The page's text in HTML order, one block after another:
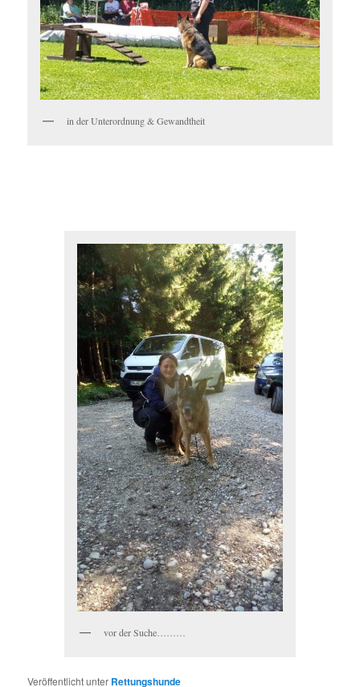
in der Unterordnung & Gewandtheit
vor der Suche………
Veröffentlicht unter Rettungshunde